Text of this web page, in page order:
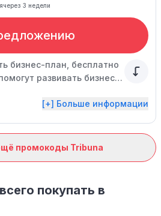
через 3 недели
бизнес-план, бесплатно
развивать бизнес
[+] Больше информации
промокоды Tribuna
покупать в